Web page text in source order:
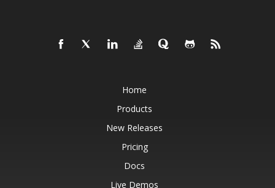
Home
Products
New Releases
Pricing
Docs
Live Demos